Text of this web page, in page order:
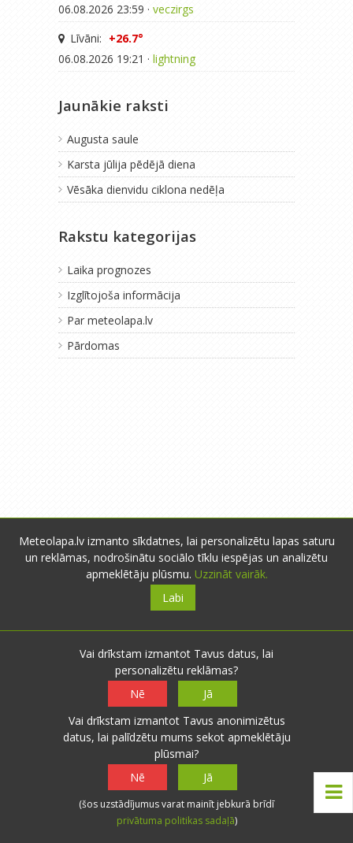
06.08.2026 23:59 · veczirgs
Līvāni: +26.7°
06.08.2026 19:21 · lightning
Jaunākie raksti
Augusta saule
Karsta jūlija pēdējā diena
Vēsāka dienvidu ciklona nedēļa
Rakstu kategorijas
Laika prognozes
Izglītojoša informācija
Par meteolapa.lv
Pārdomas
Par mums
meteolapa.lv izveidota 2010.gada augustā ar
mērķi uzskatāmāk attēlot meteoroloģiskos
laika apstākļus Latvijā.
Piedāvājam nokrišņu radaru, faktisko laika
apstākļu karti, datu arhīvu un lietotāju
novērojumus. Projekts izstrādāts, balstoties
uz lietotāju ieteikumiem.
Meteolapa.lv izmanto sīkdatnes, lai personalizētu lapas saturu
un reklāmas, nodrošinātu sociālo tīklu iespējas un analizētu
apmeklētāju plūsmu. Uzzināt vairāk.
Labi
Vai drīkstam izmantot Tavus datus, lai
personalizētu reklāmas?
Nē
Jā
Vai drīkstam izmantot Tavus anonimizētus
datus, lai palīdzētu mums sekot apmeklētāju
plūsmai?
Nē
Jā
(šos uzstādījumus varat mainīt jebkurā brīdī
privātuma politikas sadaļā)